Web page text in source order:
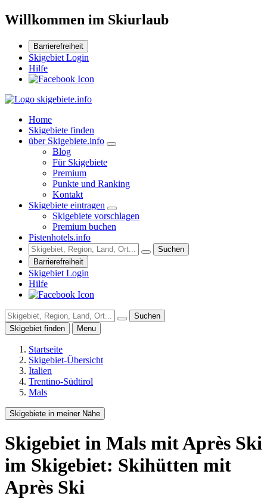
Willkommen im Skiurlaub
Barrierefreiheit
Skigebiet Login
Hilfe
Home
Skigebiete finden
über Skigebiete.info
Blog
Für Skigebiete
Premium
Punkte und Ranking
Kontakt
Skigebiete eintragen
Skigebiete vorschlagen
Premium buchen
Pistenhotels.info
Suchen
Barrierefreiheit
Skigebiet Login
Hilfe
Suchen
Skigebiet finden
Menu
Startseite
Skigebiet-Übersicht
Italien
Trentino-Südtirol
Mals
Skigebiete in meiner Nähe
Skigebiet in Mals mit Après Ski
im Skigebiet: Skihütten mit
Après Ski